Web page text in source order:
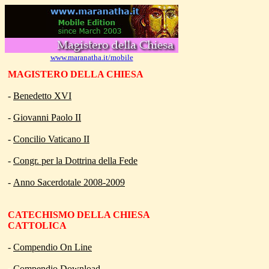
www.maranatha.it/mobile
MAGISTERO DELLA CHIESA
- Benedetto XVI
- Giovanni Paolo II
- Concilio Vaticano II
- Congr. per la Dottrina della Fede
- Anno Sacerdotale 2008-2009
CATECHISMO DELLA CHIESA
CATTOLICA
- Compendio On Line